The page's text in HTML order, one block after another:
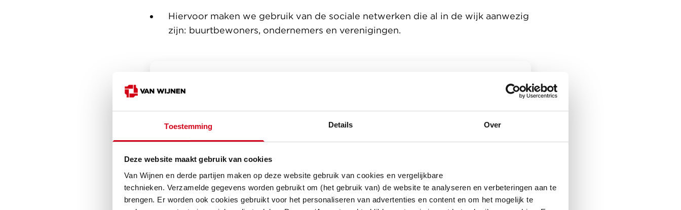
Toestemming Details Over
Deze website maakt gebruik van cookies
Van Wijnen en derde partijen maken op deze website gebruik van cookies en vergelijkbare
technieken. Verzamelde gegevens worden gebruikt om (het gebruik van) de website te analyseren en verbeteringen aan te
brengen. Er worden ook cookies gebruikt voor het personaliseren van advertenties en content en om het mogelijk te
Hiervoor maken we gebruik van de sociale netwerken die al in de wijk aanwezig
zijn: buurtbewoners, ondernemers en verenigingen.
Sociaal netwerk en ontmoeting